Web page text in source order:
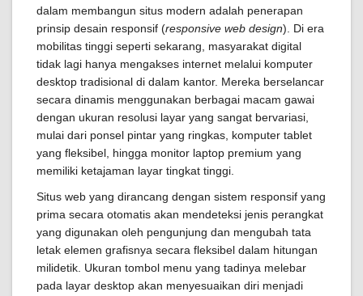
dalam membangun situs modern adalah penerapan
prinsip desain responsif (responsive web design). Di era
mobilitas tinggi seperti sekarang, masyarakat digital
tidak lagi hanya mengakses internet melalui komputer
desktop tradisional di dalam kantor. Mereka berselancar
secara dinamis menggunakan berbagai macam gawai
dengan ukuran resolusi layar yang sangat bervariasi,
mulai dari ponsel pintar yang ringkas, komputer tablet
yang fleksibel, hingga monitor laptop premium yang
memiliki ketajaman layar tingkat tinggi.
Situs web yang dirancang dengan sistem responsif yang
prima secara otomatis akan mendeteksi jenis perangkat
yang digunakan oleh pengunjung dan mengubah tata
letak elemen grafisnya secara fleksibel dalam hitungan
milidetik. Ukuran tombol menu yang tadinya melebar
pada layar desktop akan menyesuaikan diri menjadi